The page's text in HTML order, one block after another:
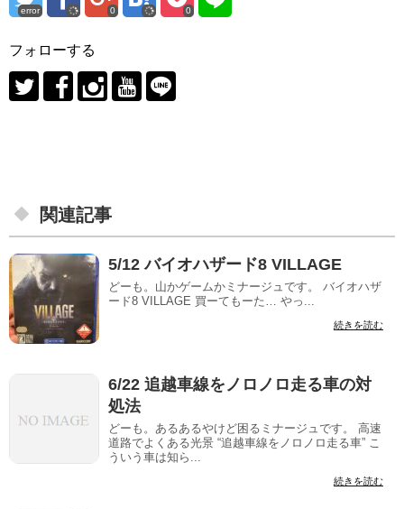
error 0 0
フォローする
関連記事
5/12 バイオハザード8 VILLAGE
どーも。山かゲームかミナージュです。 バイオハザ
ード8 VILLAGE 買ーてもーた… やっ...
続きを読む
6/22 追越車線をノロノロ走る車の対
処法
どーも。あるあるやけど困るミナージュです。 高速
道路でよくある光景 “追越車線をノロノロ走る車” こ
ういう車は知ら...
続きを読む